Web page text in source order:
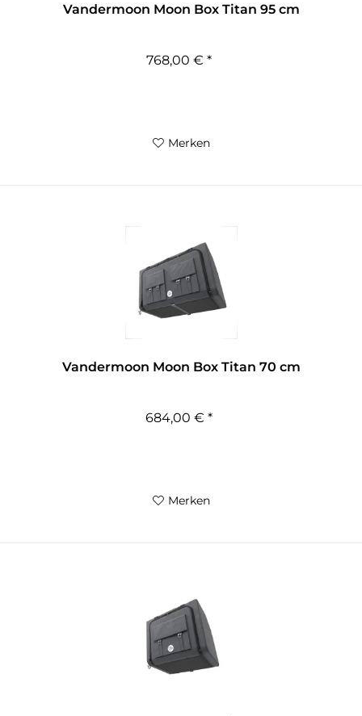
Vandermoon Moon Box Titan 95 cm
768,00 € *
Merken
Vandermoon Moon Box Titan 70 cm
684,00 € *
Merken